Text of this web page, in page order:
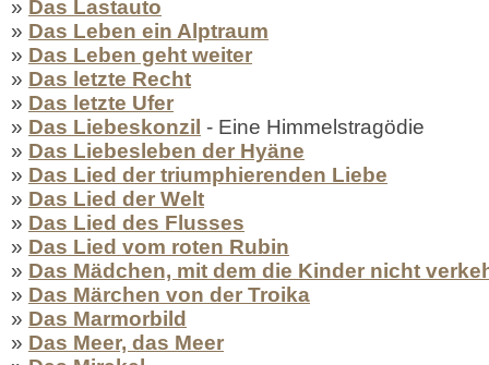
» Das Lastauto
» Das Leben ein Alptraum
» Das Leben geht weiter
» Das letzte Recht
» Das letzte Ufer
» Das Liebeskonzil - Eine Himmelstragödie
» Das Liebesleben der Hyäne
» Das Lied der triumphierenden Liebe
» Das Lied der Welt
» Das Lied des Flusses
» Das Lied vom roten Rubin
» Das Mädchen, mit dem die Kinder nicht
» Das Märchen von der Troika
» Das Marmorbild
» Das Meer, das Meer